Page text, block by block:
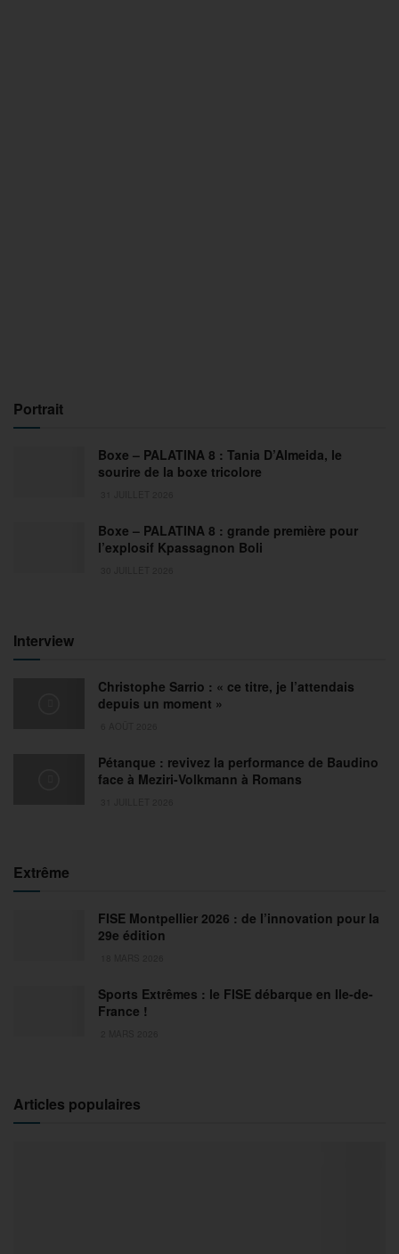
Portrait
Boxe – PALATINA 8 : Tania D’Almeida, le
sourire de la boxe tricolore
Boxe – PALATINA 8 : grande première pour
l’explosif Kpassagnon Boli
Interview
Christophe Sarrio : « ce titre, je l’attendais
depuis un moment »
Pétanque : revivez la performance de Baudino
face à Meziri-Volkmann à Romans
Extrême
FISE Montpellier 2026 : de l’innovation pour la
29e édition
Sports Extrêmes : le FISE débarque en Ile-de-
France !
Articles populaires